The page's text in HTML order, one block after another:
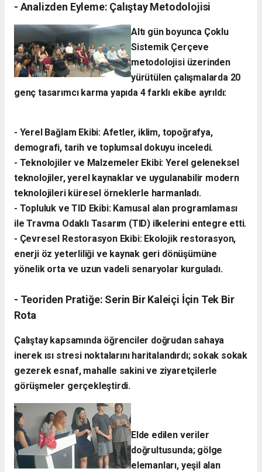
- ​Analizden Eyleme: Çalıştay Metodolojisi
​Altı gün boyunca Çoklu
Sistemik Çerçeve
metodolojisi üzerinden
yürütülen çalışmalarda 20
genç tasarımcı karma yapıda 4 farklı ekibe ayrıldı:
- ​Yerel Bağlam Ekibi: Afetler, iklim, topoğrafya,
demografi, tarih ve toplumsal dokuyu inceledi.
- ​Teknolojiler ve Malzemeler Ekibi: Yerel geleneksel
teknolojiler, yerel kaynaklar ve uygulanabilir modern
teknolojileri küresel örneklerle harmanladı.
​- Topluluk ve TID Ekibi: Kamusal alan programlaması
ile Travma Odaklı Tasarım (TID) ilkelerini entegre etti.
- ​Çevresel Restorasyon Ekibi: Ekolojik restorasyon,
enerji öz yeterliliği ve kaynak geri dönüşümüne
yönelik orta ve uzun vadeli senaryolar kurguladı.
- ​Teoriden Pratiğe: Serin Bir Kaleiçi İçin Tek Bir
Rota
​Çalıştay kapsamında öğrenciler doğrudan sahaya
inerek ısı stresi noktalarını haritalandırdı; sokak sokak
gezerek esnaf, mahalle sakini ve ziyaretçilerle
görüşmeler gerçekleştirdi.
Elde edilen veriler
doğrultusunda; gölge
elemanları, yeşil alan